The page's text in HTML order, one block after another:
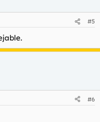
#5
#6